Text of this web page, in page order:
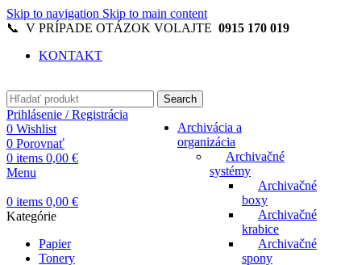
Skip to navigation Skip to main content
📞 V PRÍPADE OTÁZOK VOLAJTE 0915 170 019
KONTAKT
Archivácia a
organizácia
Archivačné
systémy
Archivačné
boxy
Archivačné
krabice
Archivačné
spony
Search
Prihlásenie / Registrácia
0 Wishlist
0 Porovnať
0 items 0,00 €
Menu
0 items 0,00 €
Kategórie
Papier
Tonery